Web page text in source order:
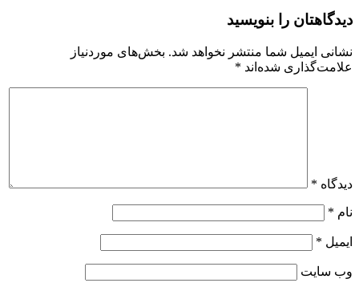
دیدگاهتان را بنویسید
نشانی ایمیل شما منتشر نخواهد شد. بخش‌های موردنیاز
علامت‌گذاری شده‌اند *
دیدگاه *
نام *
ایمیل *
وب‌ سایت